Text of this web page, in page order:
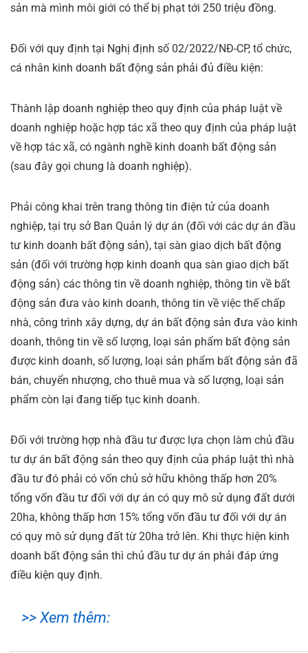
sản mà mình môi giới có thể bị phạt tới 250 triệu đồng.
Đối với quy định tại Nghị định số 02/2022/NĐ-CP, tổ chức,
cá nhân kinh doanh bất động sản phải đủ điều kiện:
Thành lập doanh nghiệp theo quy định của pháp luật về
doanh nghiệp hoặc hợp tác xã theo quy định của pháp luật
về hợp tác xã, có ngành nghề kinh doanh bất động sản
(sau đây gọi chung là doanh nghiệp).
Phải công khai trên trang thông tin điện tử của doanh
nghiệp, tại trụ sở Ban Quản lý dự án (đối với các dự án đầu
tư kinh doanh bất động sản), tại sàn giao dịch bất động
sản (đối với trường hợp kinh doanh qua sàn giao dịch bất
động sản) các thông tin về doanh nghiệp, thông tin về bất
động sản đưa vào kinh doanh, thông tin về việc thế chấp
nhà, công trình xây dựng, dự án bất động sản đưa vào kinh
doanh, thông tin về số lượng, loại sản phẩm bất động sản
được kinh doanh, số lượng, loại sản phẩm bất động sản đã
bán, chuyển nhượng, cho thuê mua và số lượng, loại sản
phẩm còn lại đang tiếp tục kinh doanh.
Đối với trường hợp nhà đầu tư được lựa chọn làm chủ đầu
tư dự án bất động sản theo quy định của pháp luật thì nhà
đầu tư đó phải có vốn chủ sở hữu không thấp hơn 20%
tổng vốn đầu tư đối với dự án có quy mô sử dụng đất dưới
20ha, không thấp hơn 15% tổng vốn đầu tư đối với dự án
có quy mô sử dụng đất từ 20ha trở lên. Khi thực hiện kinh
doanh bất động sản thì chủ đầu tư dự án phải đáp ứng
điều kiện quy định.
>> Xem thêm: